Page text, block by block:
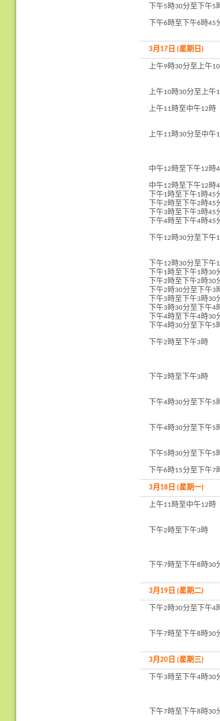
下午5時30分至下午5
下午6時至下午6時45
3月17日 (星期日)
上午9時30分至上午
上午10時30分至上午
上午11時至中午12時
上午11時30分至中午
中午12時至下午12時
中午12時至下午12時
下午1時至下午1時45
下午2時至下午2時45
下午3時至下午3時45
下午4時至下午4時45
下午12時30分至下午
下午12時30分至下午
下午1時至下午1時30
下午2時至下午2時30
下午2時30分至下午3
下午3時至下午3時30
下午3時30分至下午4
下午4時至下午4時30
下午4時30分至下午5
下午2時至下午3時
下午2時至下午3時
下午4時30分至下午5
下午4時30分至下午5
下午5時30分至下午5
下午6時15分至下午7
3月18日 (星期一)
上午11時至中午12時
下午2時至下午3時
下午7時至下午8時30
3月19日 (星期二)
下午2時30分至下午4
下午7時至下午8時30
3月20日 (星期三)
下午3時至下午4時30
下午7時至下午8時30